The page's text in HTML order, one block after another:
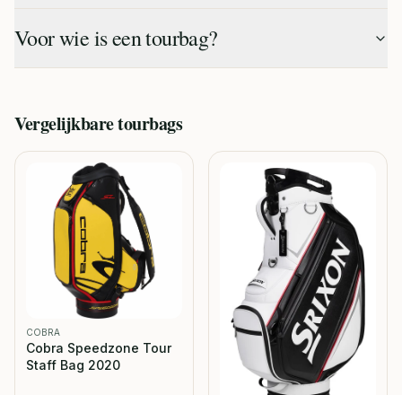
Voor wie is een tourbag?
Vergelijkbaretourbags
COBRA
Cobra Speedzone Tour
Staff Bag 2020